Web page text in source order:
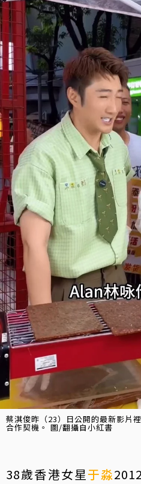
蔡淇俊昨（23）日公開的最新影片
合作契機。 圖/翻攝自小紅書
38歲香港女星于淼